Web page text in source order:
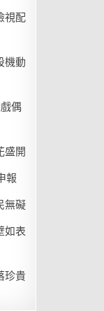
視配
機動
偶
盛開
報
無礙
如表
珍貴